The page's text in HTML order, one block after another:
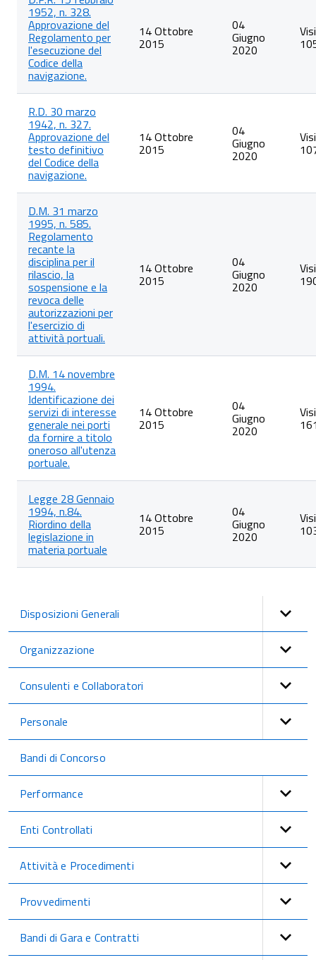
1952, n. 328.
Approvazione del
Regolamento per
l'esecuzione del
Codice della
navigazione.
14 Ottobre
2015
04
Giugno
2020
R.D. 30 marzo
1942, n. 327.
Approvazione del
testo definitivo
del Codice della
navigazione.
14 Ottobre
2015
04
Giugno
2020
D.M. 31 marzo
1995, n. 585.
Regolamento
recante la
disciplina per il
rilascio, la
sospensione e la
revoca delle
autorizzazioni per
l'esercizio di
attività portuali.
14 Ottobre
2015
04
Giugno
2020
D.M. 14 novembre
1994.
Identificazione dei
servizi di interesse
generale nei porti
da fornire a titolo
oneroso all'utenza
portuale.
14 Ottobre
2015
04
Giugno
2020
Legge 28 Gennaio
1994, n.84.
Riordino della
legislazione in
materia portuale
14 Ottobre
2015
04
Giugno
2020
Disposizioni Generali
Organizzazione
Consulenti e Collaboratori
Personale
Bandi di Concorso
Performance
Enti Controllati
Attività e Procedimenti
Provvedimenti
Bandi di Gara e Contratti